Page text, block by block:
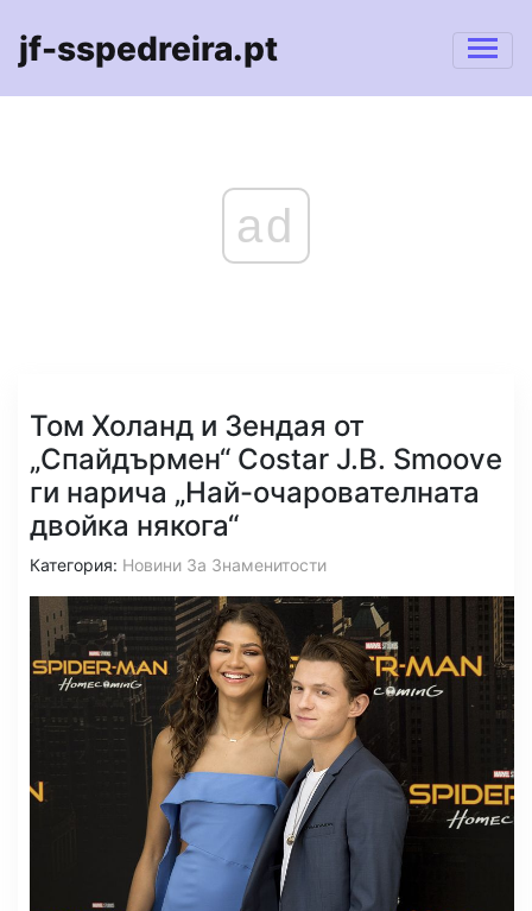
jf-sspedreira.pt
ad
Том Холанд и Зендая от
„Спайдърмен“ Costar J.B. Smoove
ги нарича „Най-очарователната
двойка някога“
Категория: Новини За Знаменитости